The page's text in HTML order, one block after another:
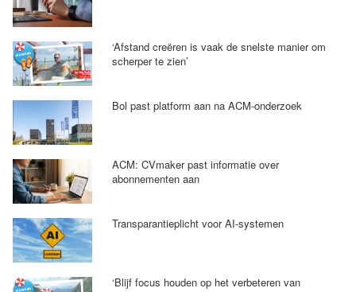
‘Afstand creëren is vaak de snelste manier om
scherper te zien’
Bol past platform aan na ACM-onderzoek
ACM: CVmaker past informatie over
abonnementen aan
Transparantieplicht voor AI-systemen
‘Blijf focus houden op het verbeteren van